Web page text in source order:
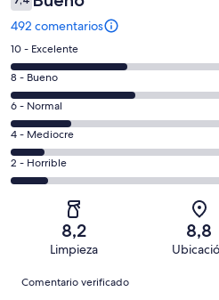
492 comentarios
154
comentarios
de
un
total
de
492
con
puntuación
10 - Excelente
163
comentarios
de
un
total
de
492
puntuación
8 - Bueno
80
comentarios
de
un
total
puntuación
6 - Normal
44
comentarios
de
una
4 - Mediocre
51
comentarios
492
2 - Horrible
8,2
Limpieza
8,8
Comentarios
Comentario verificado